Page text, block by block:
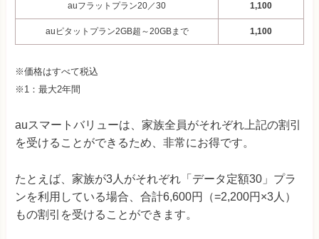
auフラットプラン20／30 1,100
auピタットプラン2GB超～20GBまで 1,100
※価格はすべて税込
※1：最大2年間
auスマートバリューは、家族全員がそれぞれ上記の割引
を受けることができるため、非常にお得です。
たとえば、家族が3人がそれぞれ「データ定額30」プラ
ンを利用している場合、合計6,600円（=2,200円×3人）
もの割引を受けることができます。